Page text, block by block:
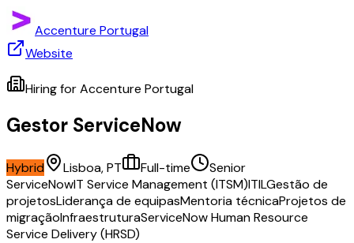
Accenture Portugal
Website
Hiring forAccenture Portugal
Gestor ServiceNow
Hybrid Lisboa, PT Full-time
Senior
ServiceNowIT Service Management (ITSM)ITILGestão de
projetosLiderança de equipasMentoria técnicaProjetos de
migraçãoInfraestruturaServiceNow Human Resource
Service Delivery (HRSD)